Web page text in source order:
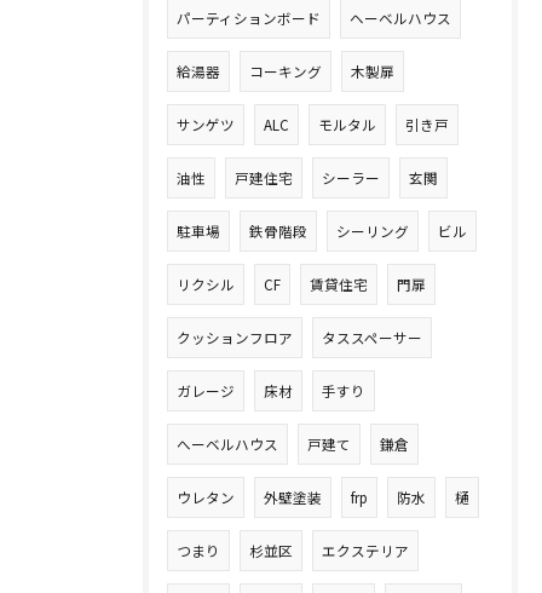
パーティションボード ヘーベルハウス
給湯器 コーキング 木製扉
サンゲツ ALC モルタル 引き戸
油性 戸建住宅 シーラー 玄関
駐車場 鉄骨階段 シーリング ビル
リクシル CF 賃貸住宅 門扉
クッションフロア タススペーサー
ガレージ 床材 手すり
へーベルハウス 戸建て 鎌倉
ウレタン 外壁塗装 frp 防水 樋
つまり 杉並区 エクステリア